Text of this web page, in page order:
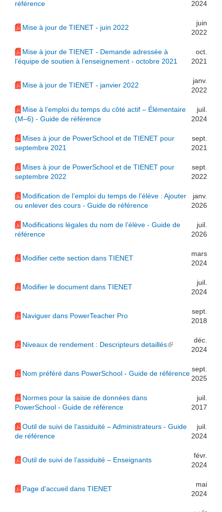
référence 2024
Mise à jour de TIENET - juin 2022
juin
2022
Mise à jour de TIENET - Demande adressée à
l’équipe de soutien à l’enseignement - octobre 2021
oct.
2021
Mise à jour de TIENET - janvier 2022
janv.
2022
Mise à l’emploi du temps du côté actif – Élémentaire
(M–6) - Guide de référence
juil.
2024
Mises à jour de PowerSchool et de TIENET pour
septembre 2021
sept.
2021
Mises à jour de PowerSchool et de TIENET pour
septembre 2022
sept.
2022
Modification de l’emploi du temps de l’élève : Ajouter
ou enlever des cours - Guide de référence
janv.
2026
Modifications légales du nom de l’élève - Guide de
référence
juil.
2026
Modifier cette section dans TIENET
mars
2024
Modifier le document dans TIENET
juil.
2024
Naviguer dans PowerTeacher Pro
sept.
2018
Niveaux de rendement : Descripteurs detaillés(link is external)
déc.
2024
Nom préféré dans PowerSchool - Guide de référence
sept.
2025
Normes pour la saisie de données dans
PowerSchool - Guide de référence
juil.
2017
Outil de suivi de l’assiduité – Administrateurs - Guide
de référence
juil.
2024
Outil de suivi de l’assiduité – Enseignants
févr.
2024
Page d'accueil dans TIENET
mai
2024